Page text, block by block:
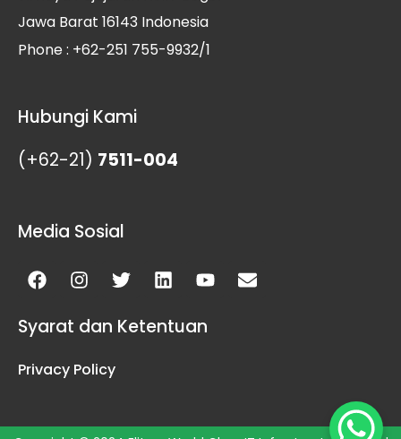
Jawa Barat 16143 Indonesia
Phone : +62-251 755-9932/1
Hubungi Kami
(+62-21) 7511-004
Media Sosial
Facebook
Instagram
TwitterLinkedinYoutubeEnvelope
Syarat dan Ketentuan
Privacy Policy